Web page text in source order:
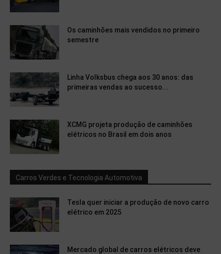
Os caminhões mais vendidos no primeiro
semestre
Linha Volksbus chega aos 30 anos: das
primeiras vendas ao sucesso...
XCMG projeta produção de caminhões
elétricos no Brasil em dois anos
Carros Verdes e Tecnologia Automotiva
Tesla quer iniciar a produção de novo carro
elétrico em 2025
Mercado global de carros elétricos deve